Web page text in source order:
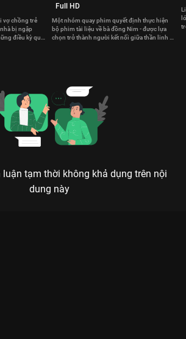
vợ chồng trẻ
bị ngập
điều kỳ quái
Full HD
Một nhóm quay phim quyết định thực hiện
bộ phim tài liệu về bà đồng Nim - được lựa
chọn trở thành người kết nối giữa thần linh và
luận tạm thời không khả dụng trên nội
dung này